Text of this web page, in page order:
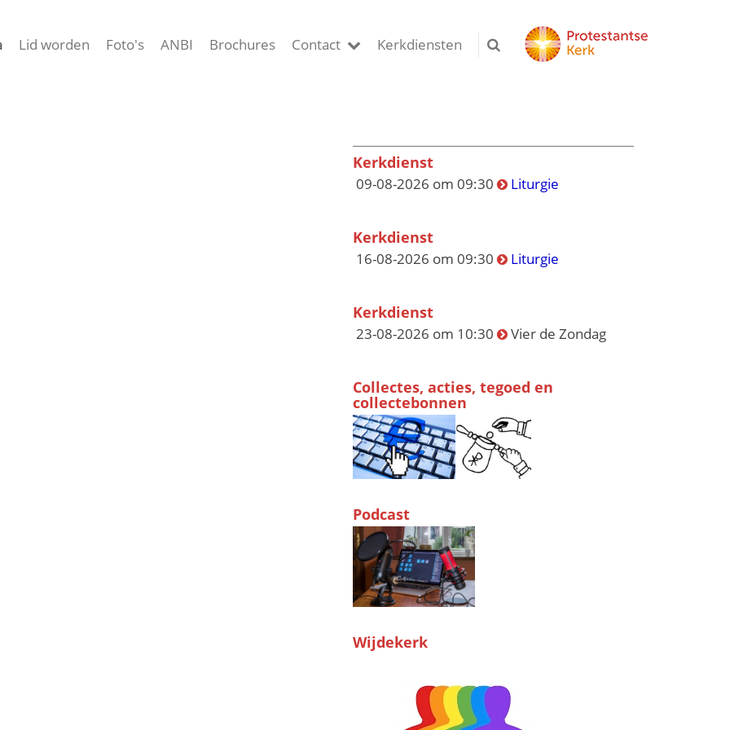
Lid worden Foto's ANBI Brochures Contact Kerkdiensten
Kerkdienst
09-08-2026 om 09:30 Liturgie
Kerkdienst
16-08-2026 om 09:30 Liturgie
Kerkdienst
23-08-2026 om 10:30 Vier de Zondag
Collectes, acties, tegoed en
collectebonnen
Podcast
Wijdekerk